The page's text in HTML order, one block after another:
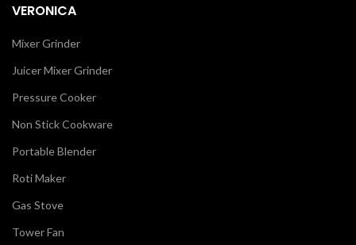
VERONICA
Mixer Grinder
Juicer Mixer Grinder
Pressure Cooker
Non Stick Cookware
Portable Blender
Roti Maker
Gas Stove
Tower Fan